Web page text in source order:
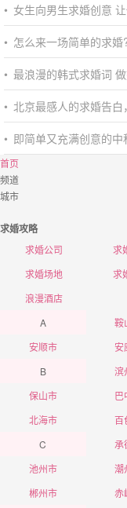
• 女生向男生求婚创意
• 怎么来一场简单的求
• 最浪漫的韩式求婚词
• 北京最感人的求婚告
• 即简单又充满创意的
首页
频道
城市
求婚攻略
求婚公司 求
求婚场地
求
浪漫酒店
A
鞍
安顺市
安
B
滨
保山市
巴
北海市
百
C
承
池州市
潮
郴州市
赤